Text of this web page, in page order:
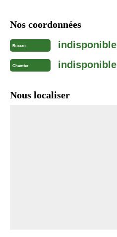
Nos coordonnées
Bureau indisponible
Chantier indisponible
Nous localiser